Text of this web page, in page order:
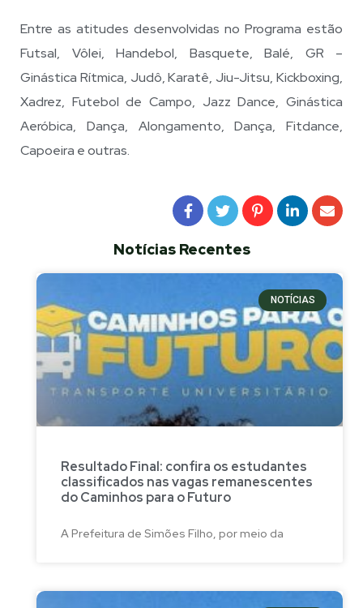
Entre as atitudes desenvolvidas no Programa estão
Futsal, Vôlei, Handebol, Basquete, Balé, GR –
Ginástica Rítmica, Judô, Karatê, Jiu-Jitsu, Kickboxing,
Xadrez, Futebol de Campo, Jazz Dance, Ginástica
Aeróbica, Dança, Alongamento, Dança, Fitdance,
Capoeira e outras.
Notícias Recentes
NOTÍCIAS
Resultado Final: confira os estudantes
classificados nas vagas remanescentes
do Caminhos para o Futuro
A Prefeitura de Simões Filho, por meio da